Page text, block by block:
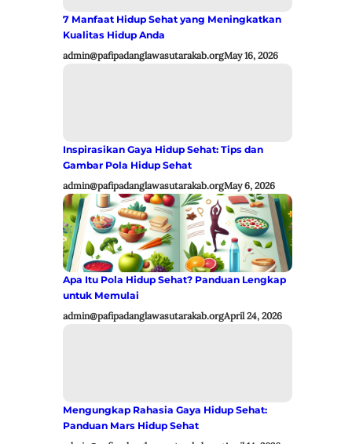
7 Manfaat Hidup Sehat yang Meningkatkan
Kualitas Hidup Anda
admin@pafipadanglawasutarakab.orgMay 16, 2026
Inspirasikan Gaya Hidup Sehat: Tips dan
Gambar Pola Hidup Sehat
admin@pafipadanglawasutarakab.orgMay 6, 2026
Apa Itu Pola Hidup Sehat? Panduan Lengkap
untuk Memulai
admin@pafipadanglawasutarakab.orgApril 24, 2026
Mengungkap Rahasia Gaya Hidup Sehat:
Panduan Mars Hidup Sehat